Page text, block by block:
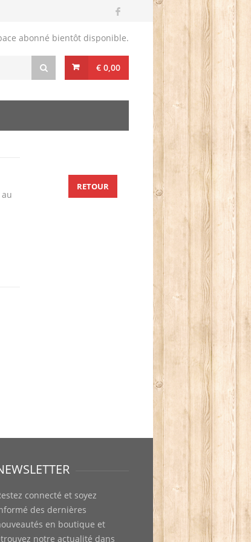
abonné bientôt disponible.
€ 0,00
RETOUR
connecté et soyez
des dernières
en boutique et
notre actualité dans